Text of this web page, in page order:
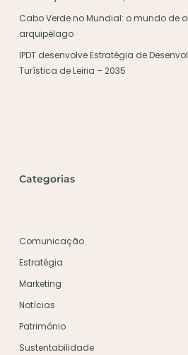
Cabo Verde no Mundial: o mundo de
arquipélago
IPDT desenvolve Estratégia de
Turística de Leiria – 2035
Categorias
Comunicação
Estratégia
Marketing
Notícias
Património
Sustentabilidade